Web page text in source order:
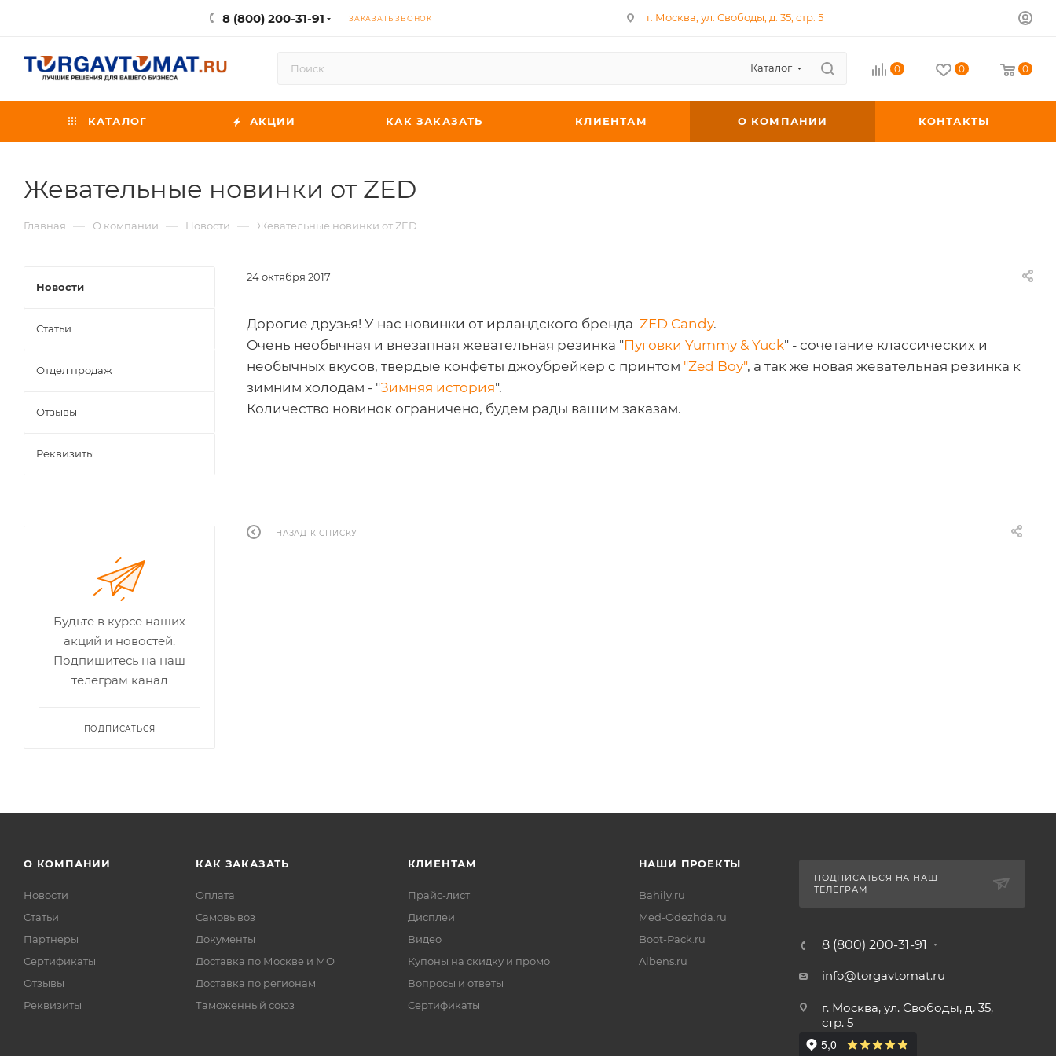
8 (800) 200-31-91 ЗАКАЗАТЬ ЗВОНОК г. Москва, ул. Свободы, д. 35, стр. 5
Каталог 0 0 0
КАТАЛОГ АКЦИИ КАК ЗАКАЗАТЬ КЛИЕНТАМ О КОМПАНИИ КОНТАКТЫ
Жевательные новинки от ZED
Главная — О компании — Новости — Жевательные новинки от ZED
24 октября 2017
Дорогие друзья! У нас новинки от ирландского бренда ZED Candy.
Очень необычная и внезапная жевательная резинка "Пуговки Yummy & Yuck" - сочетание классических и
необычных вкусов, твердые конфеты джоубрейкер с принтом "Zed Boy", а так же новая жевательная резинка к
зимним холодам - "Зимняя история".
Количество новинок ограничено, будем рады вашим заказам.
НАЗАД К СПИСКУ
Новости
Статьи
Отдел продаж
Отзывы
Реквизиты
Будьте в курсе наших
акций и новостей.
Подпишитесь на наш
телеграм канал
ПОДПИСАТЬСЯ
О КОМПАНИИ
Новости
Статьи
Партнеры
Сертификаты
Отзывы
Реквизиты
КАК ЗАКАЗАТЬ
Оплата
Самовывоз
Документы
Доставка по Москве и МО
Доставка по регионам
Таможенный союз
КЛИЕНТАМ
Прайс-лист
Дисплеи
Видео
Купоны на скидку и промо
Вопросы и ответы
Сертификаты
НАШИ ПРОЕКТЫ
Bahily.ru
Med-Odezhda.ru
Boot-Pack.ru
Albens.ru
ПОДПИСАТЬСЯ НА НАШ
ТЕЛЕГРАМ
8 (800) 200-31-91
info@torgavtomat.ru
г. Москва, ул. Свободы, д. 35,
стр. 5